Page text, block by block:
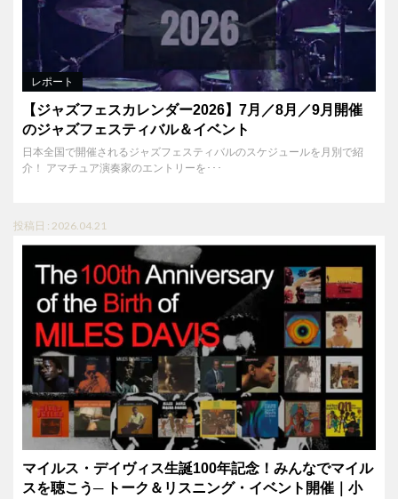
レポート
【ジャズフェスカレンダー2026】7月／8月／9月開催
のジャズフェスティバル＆イベント
日本全国で開催されるジャズフェスティバルのスケジュールを月別で紹
介！ アマチュア演奏家のエントリーを･･･
投稿日 : 2026.04.21
マイルス・デイヴィス生誕100年記念！みんなでマイル
スを聴こう─ トーク＆リスニング・イベント開催｜小